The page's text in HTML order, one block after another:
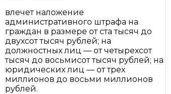
влечет наложение
административного штрафа на
граждан в размере от ста тысяч до
двухсот тысяч рублей; на
должностных лиц — от четырехсот
тысяч до восьмисот тысяч рублей; на
юридических лиц — от трех
миллионов до восьми миллионов
рублей.